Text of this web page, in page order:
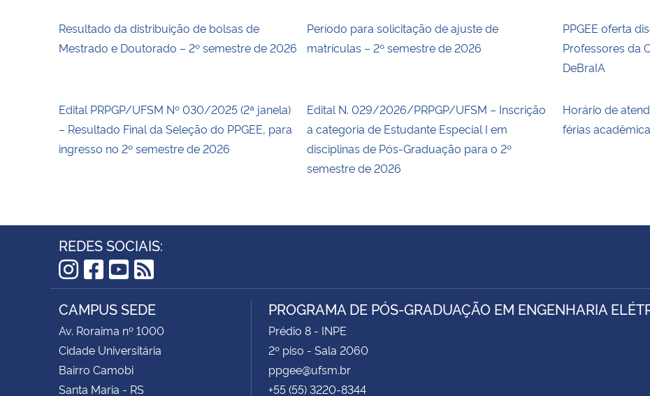
Resultado da distribuição de bolsas de
Mestrado e Doutorado – 2º semestre de 2026
Período para solicitação de ajuste de
matrículas – 2º semestre de 2026
PPGEE oferta
Professores da
DeBraIA
Edital PRPGP/UFSM Nº 030/2025 (2ª janela)
– Resultado Final da Seleção do PPGEE, para
ingresso no 2º semestre de 2026
Edital N. 029/2026/PRPGP/UFSM – Inscrição
a categoria de Estudante Especial I em
disciplinas de Pós-Graduação para o 2º
semestre de 2026
Horário de
férias
REDES SOCIAIS:
Instagram
Facebook
YouTube
RSS
CAMPUS SEDE
Av. Roraima nº 1000
Cidade Universitária
Bairro Camobi
Santa Maria - RS
PROGRAMA DE PÓS-GRADUAÇÃO EM ENGENHARIA
Prédio 8 - INPE
2º piso - Sala 2060
ppgee@ufsm.br
+55 (55) 3220-8344